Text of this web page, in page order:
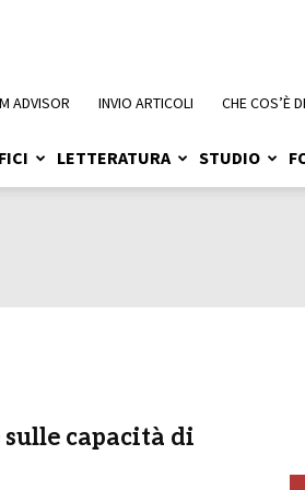
LETTERATURA STUDIO
ADVISOR INVIO ARTICOLI CHE COS’È
capacità di